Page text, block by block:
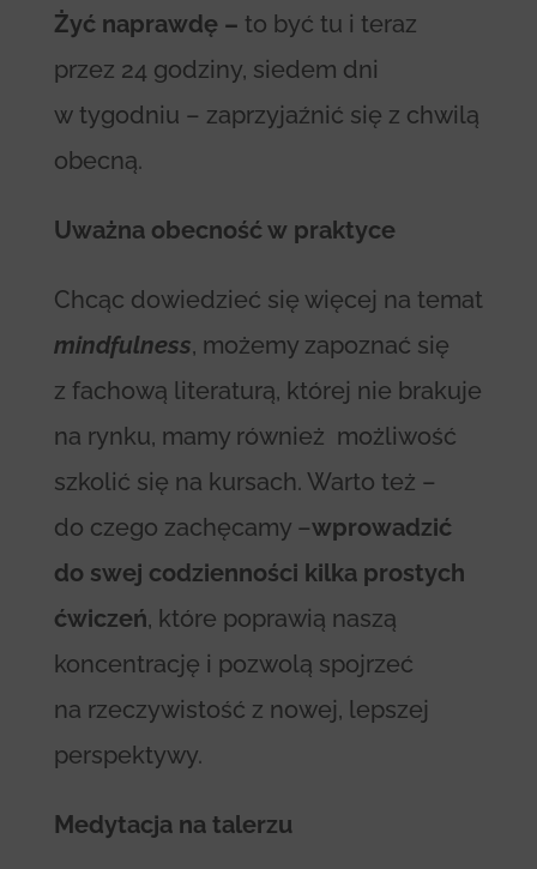
Żyć naprawdę – to być tu i teraz
przez 24 godziny, siedem dni
w tygodniu – zaprzyjaźnić się z chwilą
obecną.
Uważna obecność w praktyce
Chcąc dowiedzieć się więcej na temat
mindfulness, możemy zapoznać się
z fachową literaturą, której nie brakuje
na rynku, mamy również możliwość
szkolić się na kursach. Warto też –
do czego zachęcamy –wprowadzić
do swej codzienności kilka prostych
ćwiczeń, które poprawią naszą
koncentrację i pozwolą spojrzeć
na rzeczywistość z nowej, lepszej
perspektywy.
Medytacja na talerzu